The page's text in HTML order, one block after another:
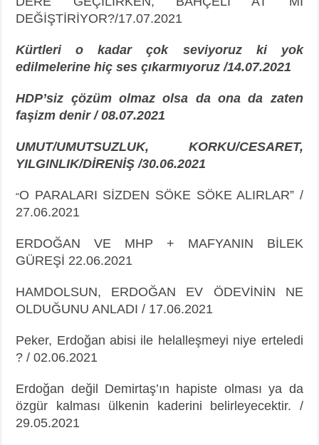
DEĞİŞTİRİYOR?/17.07.2021
Kürtleri o kadar çok seviyoruz ki yok
edilmelerine hiç ses çıkarmıyoruz /14.07.2021
HDP’siz çözüm olmaz olsa da ona da zaten
faşizm denir / 08.07.2021
UMUT/UMUTSUZLUK, KORKU/CESARET,
YILGINLIK/DİRENİŞ /30.06.2021
“O PARALARI SİZDEN SÖKE SÖKE ALIRLAR” /
27.06.2021
ERDOĞAN VE MHP + MAFYANIN BİLEK
GÜREŞİ 22.06.2021
HAMDOLSUN, ERDOĞAN EV ÖDEVİNİN NE
OLDUĞUNU ANLADI / 17.06.2021
Peker, Erdoğan abisi ile helalleşmeyi niye erteledi
? / 02.06.2021
Erdoğan değil Demirtaş’ın hapiste olması ya da
özgür kalması ülkenin kaderini belirleyecektir. /
29.05.2021